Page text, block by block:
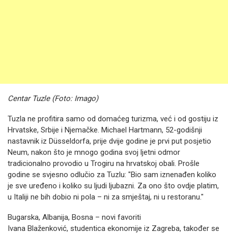
Centar Tuzle (Foto: Imago)
Tuzla ne profitira samo od domaćeg turizma, već i od gostiju iz
Hrvatske, Srbije i Njemačke. Michael Hartmann, 52-godišnji
nastavnik iz Düsseldorfa, prije dvije godine je prvi put posjetio
Neum, nakon što je mnogo godina svoj ljetni odmor
tradicionalno provodio u Trogiru na hrvatskoj obali. Prošle
godine se svjesno odlučio za Tuzlu: "Bio sam iznenađen koliko
je sve uređeno i koliko su ljudi ljubazni. Za ono što ovdje platim,
u Italiji ne bih dobio ni pola – ni za smještaj, ni u restoranu."
Bugarska, Albanija, Bosna – novi favoriti
Ivana Blaženković, studentica ekonomije iz Zagreba, također se